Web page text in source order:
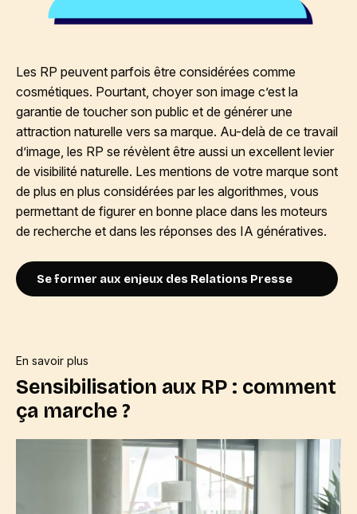
Les RP peuvent parfois être considérées comme
cosmétiques. Pourtant, choyer son image c’est la
garantie de toucher son public et de générer une
attraction naturelle vers sa marque. Au-delà de ce travail
d’image, les RP se révèlent être aussi un excellent levier
de visibilité naturelle. Les mentions de votre marque sont
de plus en plus considérées par les algorithmes, vous
permettant de figurer en bonne place dans les moteurs
de recherche et dans les réponses des IA génératives.
Se former aux enjeux des Relations Presse
En savoir plus
Sensibilisation aux RP : comment
ça marche ?